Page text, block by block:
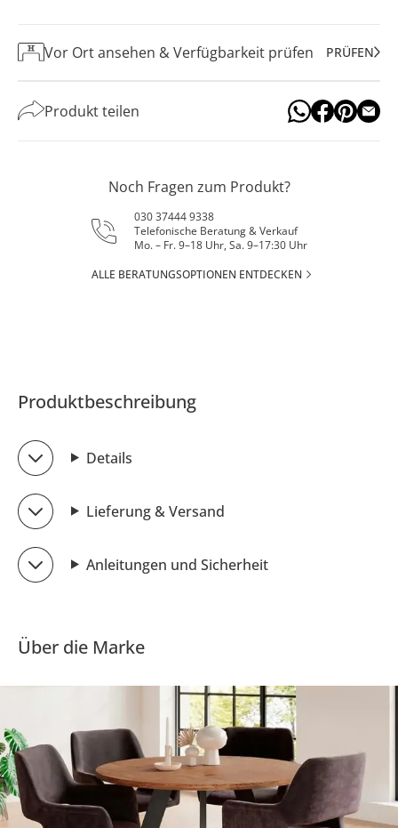
Vor Ort ansehen & Verfügbarkeit prüfen PRÜFEN
Produkt teilen
Noch Fragen zum Produkt?
030 37444 9338
Telefonische Beratung & Verkauf
Mo. – Fr. 9–18 Uhr, Sa. 9–17:30 Uhr
ALLE BERATUNGSOPTIONEN ENTDECKEN
Produktbeschreibung
Details
Lieferung & Versand
Anleitungen und Sicherheit
Über die Marke